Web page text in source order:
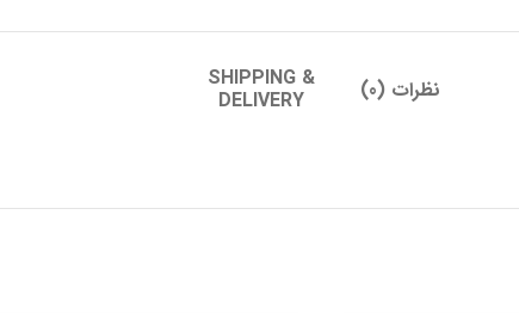
نظرات (0) SHIPPING &
DELIVERY